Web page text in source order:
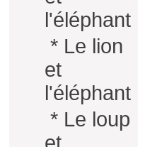
l'éléphant
* Le lion
et
l'éléphant
* Le loup